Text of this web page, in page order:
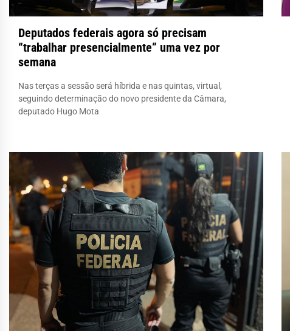
Deputados federais agora só precisam
“trabalhar presencialmente” uma vez por
semana
Nas terças a sessão será híbrida e nas quintas, virtual,
seguindo determinação do novo presidente da Câmara,
deputado Hugo Mota